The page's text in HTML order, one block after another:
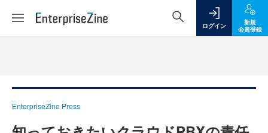
ログイン
新規
会員登録
EnterpriseZine Press